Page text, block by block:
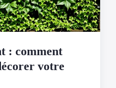
: comment
votre